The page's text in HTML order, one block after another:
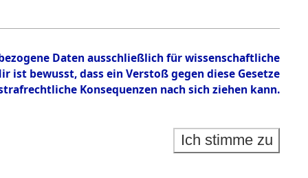
Daten ausschließlich für wissenschaftliche
bewusst, dass ein Verstoß gegen diese Gesetze
Konsequenzen nach sich ziehen kann.
Ich stimme zu